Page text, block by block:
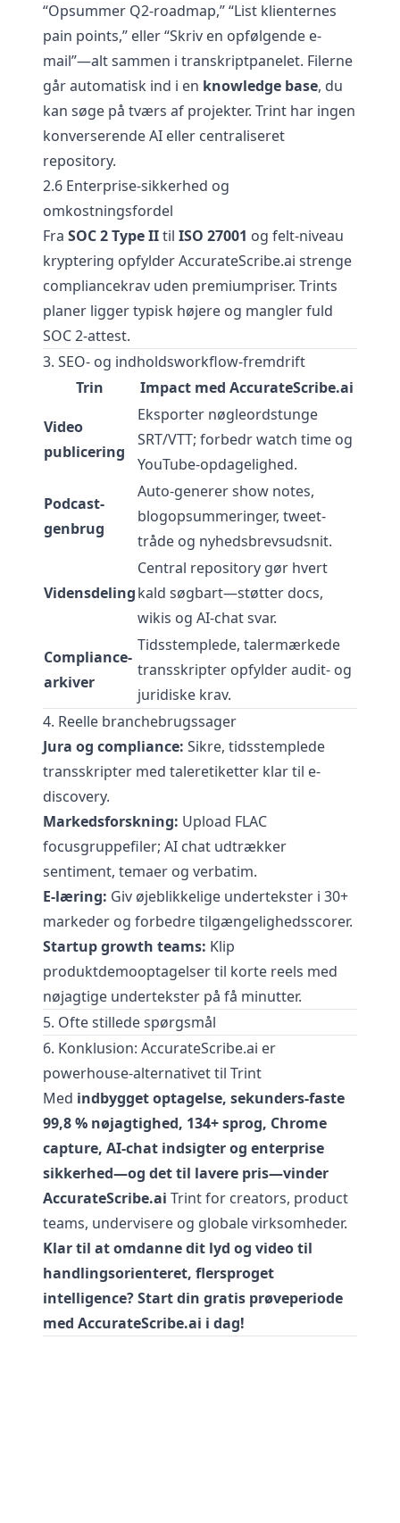
“Opsummer Q2-roadmap,” “List klienternes
pain points,” eller “Skriv en opfølgende e-
mail”—alt sammen i transkriptpanelet. Filerne
går automatisk ind i en knowledge base, du
kan søge på tværs af projekter. Trint har ingen
konverserende AI eller centraliseret
repository.
2.6 Enterprise-sikkerhed og
omkostningsfordel
Fra SOC 2 Type IItil ISO 27001 og felt-niveau
kryptering opfylder AccurateScribe.ai strenge
compliancekrav uden premiumpriser. Trints
planer ligger typisk højere og mangler fuld
SOC 2-attest.
3. SEO- og indholdsworkflow-fremdrift
Trin
Impact med AccurateScribe.ai
Video
publicering
Eksporter nøgleordstunge
SRT/VTT; forbedr watch time og
YouTube-opdagelighed.
Podcast-
genbrug
Auto-generer show notes,
blogopsummeringer, tweet-
tråde og nyhedsbrevsudsnit.
Vidensdeling
Central repository gør hvert
kald søgbart—støtter docs,
wikis og AI-chat svar.
Compliance-
arkiver
Tidsstemplede, talermærkede
transskripter opfylder audit- og
juridiske krav.
4. Reelle branchebrugssager
Jura og compliance: Sikre, tidsstemplede
transskripter med taleretiketter klar til e-
discovery.
Markedsforskning: Upload FLAC
focusgruppefiler; AI chat udtrækker
sentiment, temaer og verbatim.
E-læring: Giv øjeblikkelige undertekster i 30+
markeder og forbedre tilgængelighedsscorer.
Startup growth teams: Klip
produktdemooptagelser til korte reels med
nøjagtige undertekster på få minutter.
5. Ofte stillede spørgsmål
6. Konklusion: AccurateScribe.ai er
powerhouse-alternativet til Trint
Med indbygget optagelse, sekunders-faste
99,8 % nøjagtighed, 134+ sprog, Chrome
capture, AI-chat indsigter og enterprise
sikkerhed—og det til lavere pris—vinder
AccurateScribe.ai Trint for creators, product
teams, undervisere og globale virksomheder.
Klar til at omdanne dit lyd og video til
handlingsorienteret, flersproget
intelligence? Start din gratis prøveperiode
med AccurateScribe.ai i dag!